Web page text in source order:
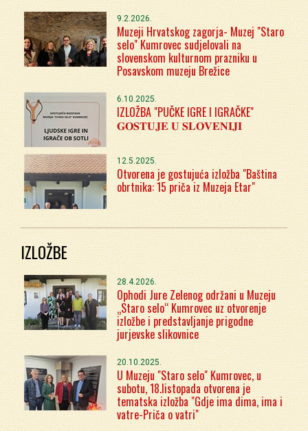
9.2.2026.
Muzeji Hrvatskog zagorja- Muzej "Staro
selo" Kumrovec sudjelovali na
slovenskom kulturnom prazniku u
Posavskom muzeju Brežice
6.10.2025.
IZLOŽBA "PUČKE IGRE I IGRAČKE"
𝐆𝐎𝐒𝐓𝐔𝐉𝐄 𝐔 𝐒𝐋𝐎𝐕𝐄𝐍𝐈𝐉𝐈
12.5.2025.
Otvorena je gostujuća izložba "Baština
obrtnika: 15 priča iz Muzeja Etar"
IZLOŽBE
28.4.2026.
Ophodi Jure Zelenog održani u Muzeju
„Staro selo“ Kumrovec uz otvorenje
izložbe i predstavljanje prigodne
jurjevske slikovnice
20.10.2025.
U Muzeju "Staro selo" Kumrovec, u
subotu, 18.listopada otvorena je
tematska izložba "Gdje ima dima, ima i
vatre-Priča o vatri"